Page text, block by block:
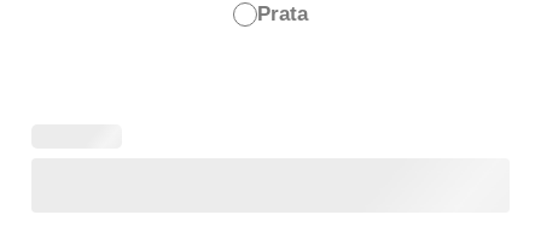
Prata